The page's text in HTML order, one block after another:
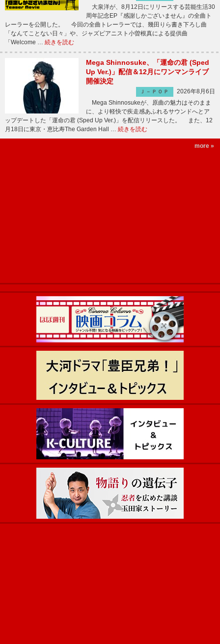
大泉洋が、8月12日にリリースする芸能生活30
周年記念EP『感謝しかございません』の全曲ト
レーラーを公開した。 今回の全曲トレーラーでは、幾田りら書き下ろし曲
「なんてことない日々」や、ジャズピアニスト小曽根真による提供曲
「Welcome … 続きを読む
Mega Shinnosuke、「運命の君 (Sped
Up Ver.)」配信＆12月にワンマンライブ
開催決定
Ｊ－ＰＯＰ
2026年8月6日
Mega Shinnosukeが、原曲の魅力はそのまま
に、より軽快で疾走感あふれるサウンドへとア
ップデートした「運命の君 (Sped Up Ver.)」を配信リリースした。 また、12
月18日に東京・恵比寿The Garden Hall … 続きを読む
more »